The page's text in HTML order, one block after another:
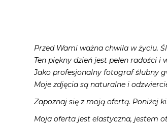
~Przyjęcie na sali do g. 1.00 w nocy
Co otrzymujesz:
~300 szt. zdjęć w formie cyfrowej
~100 szt odbitek 15x23cm w
~Prywatna galeria online strefa
* Pakiet ślubny 3 cena od 2500
Przed Wami ważna chwila w życiu.
Ten piękny dzień jest pełen radości
Jako profesjonalny fotograf ślubny
Moje zdjęcia są naturalne i
Zapoznaj się z moją ofertą. Poniżej
Moja oferta jest elastyczna, jestem